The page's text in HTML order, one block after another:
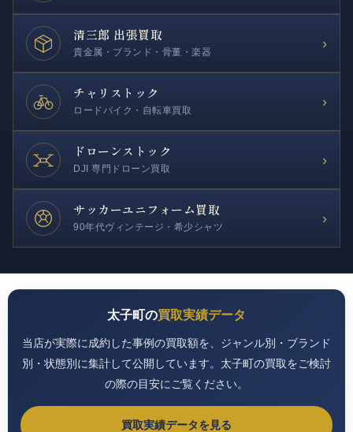
清三郎 出張買取
貴金属・ブランド・骨董・楽器
›
チャリストック
ロードバイク・自転車買取
›
ドローンストック
DJI 専門ドローン買取
›
サッカーユニフォーム買取
90年代ヴィンテージ・希少シャツ
›
太子町の買取実績データ
当店が実際に成約した事例の買取額を、ジャンル別・ブランド
別・状態別に集計して公開しています。太子町の買取をご検討
の際の目安にご覧ください。
買取実績データを見る